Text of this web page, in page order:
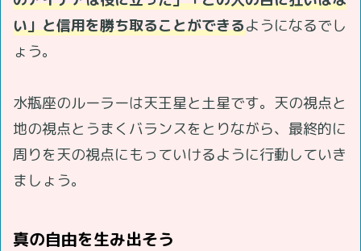
い」と信用を勝ち取ることができるようになるでし
ょう。
水瓶座のルーラーは天王星と土星です。天の視点と
地の視点とうまくバランスをとりながら、最終的に
周りを天の視点にもっていけるように行動していき
ましょう。
真の自由を生み出そう